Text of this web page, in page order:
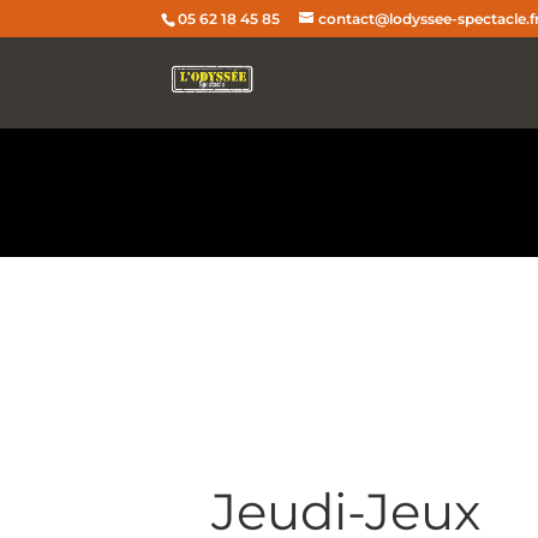
Deprecated: Non-canonical cast (double) is deprecated, use
: Non-canonical cast (boolean) is deprecated,
05 62 18 45 85 contact@lodyssee-
Jeudi-Jeux